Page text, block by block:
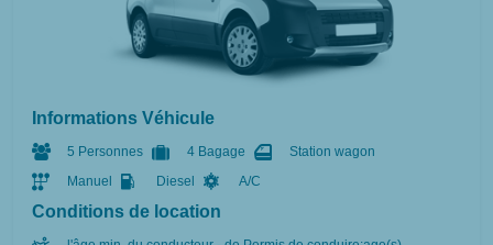
Informations Véhicule
5 Personnes 4 Bagage
Station wagon
Manuel
Diesel A/C
Conditions de location